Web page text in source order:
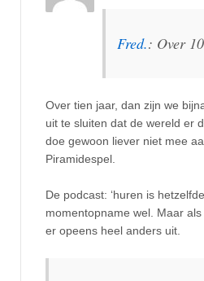
Fred.: Over
Over tien jaar, dan zijn we
uit te sluiten dat de wereld er
doe gewoon liever niet mee
Piramidespel.
De podcast: ‘huren is
momentopname wel. Maar
er opeens heel anders uit.